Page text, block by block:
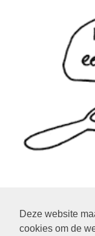
Deze website
cookies om de
klik op het plaatje